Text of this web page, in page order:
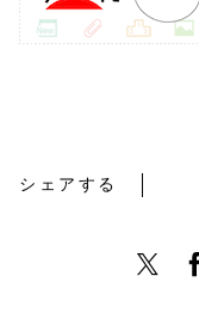
シェアする